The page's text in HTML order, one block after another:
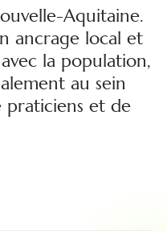
Aquitaine.
ancrage local et
la population,
au sein
praticiens et de